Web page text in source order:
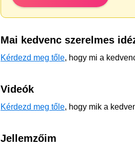
Mai kedvenc szerelmes
Kérdezd meg tőle, hogy mi a
Videók
Kérdezd meg tőle, hogy mik a
Jellemzőim